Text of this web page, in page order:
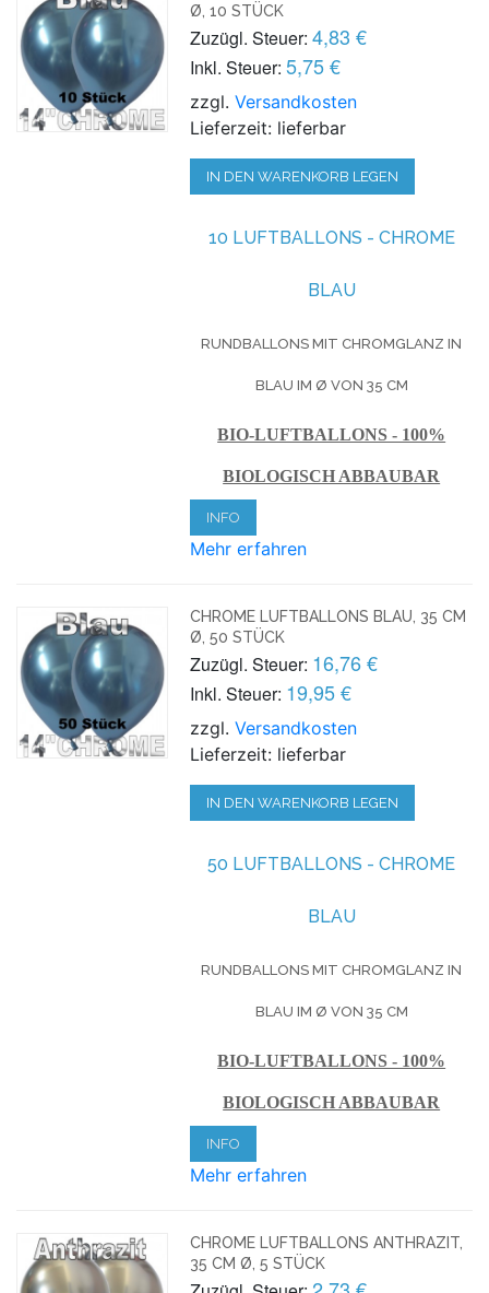
Ø, 10 STÜCK
Zuzügl. Steuer: 4,83 €
Inkl. Steuer: 5,75 €
zzgl.Versandkosten
Lieferzeit: lieferbar
IN DEN WARENKORB LEGEN
10 LUFTBALLONS - CHROME
BLAU
RUNDBALLONS MIT CHROMGLANZ IN
BLAU IM Ø VON 35 CM
BIO-LUFTBALLONS - 100%
BIOLOGISCH ABBAUBAR
INFO
Mehr erfahren
CHROME LUFTBALLONS BLAU, 35 CM
Ø, 50 STÜCK
Zuzügl. Steuer: 16,76 €
Inkl. Steuer: 19,95 €
zzgl.Versandkosten
Lieferzeit: lieferbar
IN DEN WARENKORB LEGEN
50 LUFTBALLONS - CHROME
BLAU
RUNDBALLONS MIT CHROMGLANZ IN
BLAU IM Ø VON 35 CM
BIO-LUFTBALLONS - 100%
BIOLOGISCH ABBAUBAR
INFO
Mehr erfahren
CHROME LUFTBALLONS ANTHRAZIT,
35 CM Ø, 5 STÜCK